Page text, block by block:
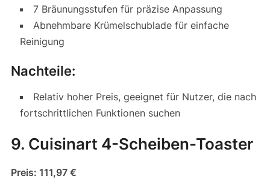
7 Bräunungsstufen für präzise Anpassung
Abnehmbare Krümelschublade für einfache
Reinigung
Nachteile:
Relativ hoher Preis, geeignet für Nutzer, die nach
fortschrittlichen Funktionen suchen
9. Cuisinart 4-Scheiben-Toaster
Preis: 111,97 €